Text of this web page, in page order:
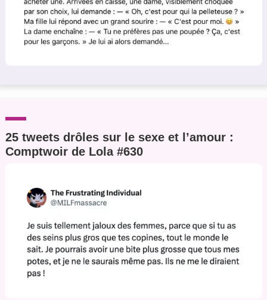
25 tweets drôles sur le sexe et l’amour :
Comptwoir de Lola #630